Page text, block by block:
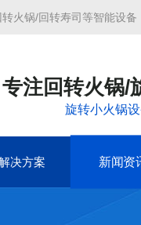
火锅/回转寿司等智能设备
专注回转火锅/
旋转小火锅
决方案 新闻资